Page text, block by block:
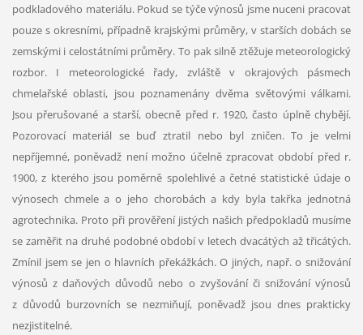
podkladového materiálu. Pokud se týče výnosů jsme nuceni pracovat
pouze s okresními, případně krajskými průměry, v starších dobách se
zemskými i celostátními průměry. To pak silně ztěžuje meteorologický
rozbor. I meteorologické řady, zvláště v okrajových pásmech
chmelařské oblasti, jsou poznamenány dvěma světovými válkami.
Jsou přerušované a starší, obecně před r. 1920, často úplně chybějí.
Pozorovací materiál se buď ztratil nebo byl zničen. To je velmi
nepříjemné, poněvadž není možno účelně zpracovat období před r.
1900, z kterého jsou poměrně spolehlivé a četné statistické údaje o
výnosech chmele a o jeho chorobách a kdy byla takřka jednotná
agrotechnika. Proto při prověření jistých našich předpokladů musíme
se zaměřit na druhé podobné období v letech dvacátých až třicátých.
Zmínil jsem se jen o hlavních překážkách. O jiných, např. o snižování
výnosů z daňových důvodů nebo o zvyšování či snižování výnosů
z důvodů burzovních se nezmiňují, poněvadž jsou dnes prakticky
nezjistitelné.